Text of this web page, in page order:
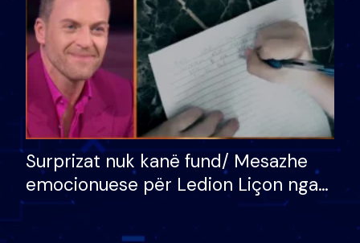
Surprizat nuk kanë fund/ Mesazhe
emocionuese për Ledion Liçon nga
nëna dhe fëmijët e tij, moderatori
nuk i mban dot lotët: Nuk meritoj…